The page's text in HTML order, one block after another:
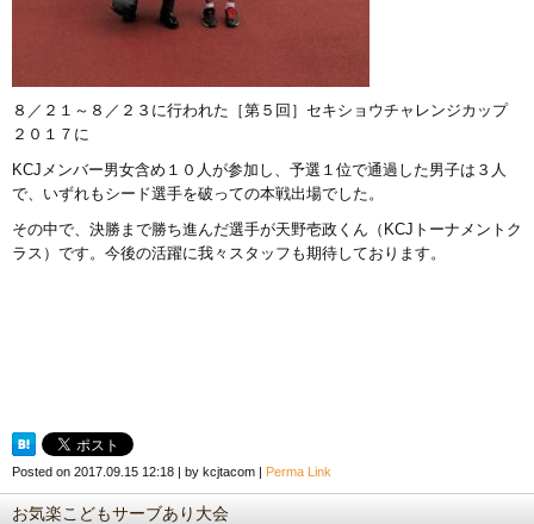
８／２１～８／２３に行われた［第５回］セキショウチャレンジカップ
２０１７に
KCJメンバー男女含め１０人が参加し、予選１位で通過した男子は３人
で、いずれもシード選手を破っての本戦出場でした。
その中で、決勝まで勝ち進んだ選手が天野壱政くん（KCJトーナメントク
ラス）です。今後の活躍に我々スタッフも期待しております。
Posted on 2017.09.15 12:18 | by kcjtacom | Perma Link
お気楽こどもサーブあり大会